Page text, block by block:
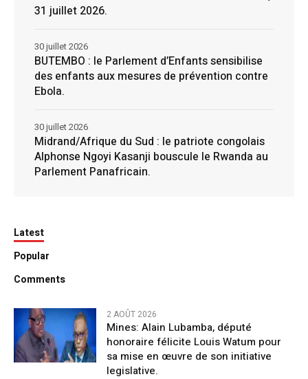
31 juillet 2026.
BUTEMBO : le Parlement d’Enfants sensibilise
des enfants aux mesures de prévention contre
Ebola.
30 juillet 2026
Midrand/Afrique du Sud : le patriote congolais
Alphonse Ngoyi Kasanji bouscule le Rwanda au
Parlement Panafricain.
30 juillet 2026
Latest
Popular
Comments
2 AOÛT 2026
Mines: Alain Lubamba, député
honoraire félicite Louis Watum pour
sa mise en œuvre de son initiative
legislative.